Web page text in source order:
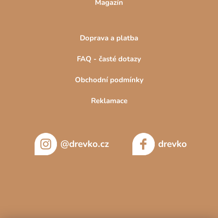
Magazín
Doprava a platba
FAQ - časté dotazy
Obchodní podmínky
Reklamace
@drevko.cz drevko